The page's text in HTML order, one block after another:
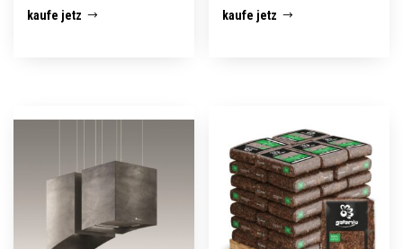
kaufe jetz kaufe jetz